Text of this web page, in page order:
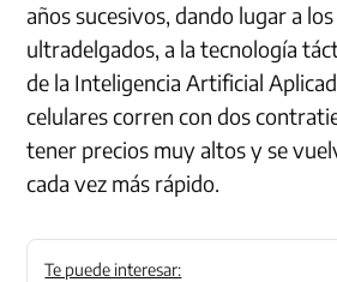
años sucesivos, dando lugar a
ultradelgados, a la tecnología
de la Inteligencia Artificial
celulares corren con dos
tener precios muy altos y se
cada vez más rápido.
Te puede interesar: